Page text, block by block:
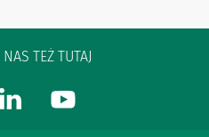
TEŻ TUTAJ